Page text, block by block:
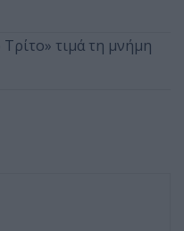
τιμά τη μνήμη